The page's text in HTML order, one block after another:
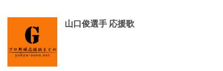
山口俊選手 応援歌